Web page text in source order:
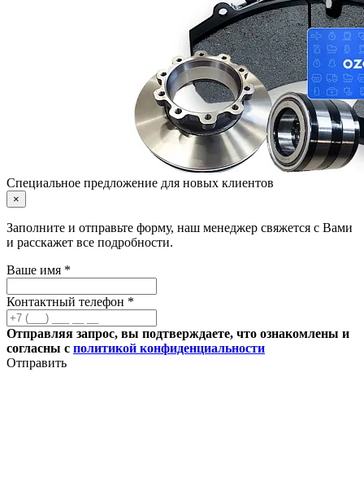
Специальное предложение для новых клиентов
×
Заполните и отправьте форму, наш менеджер свяжется с Вами
и расскажет все подробности.
Ваше имя *
Контактный телефон *
Отправляя запрос, вы подтверждаете, что ознакомлены и
согласны с политикой конфиденциальности
Отправить